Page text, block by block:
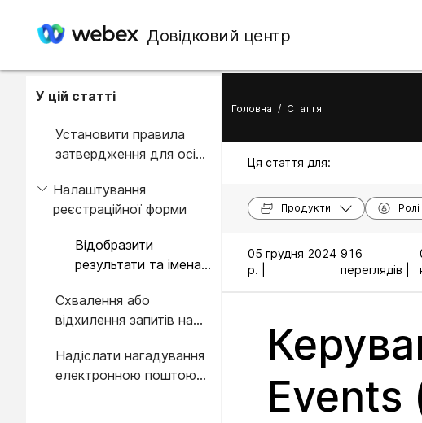
Довідковий центр
У цій статті
Установити правила
затвердження для осіб,
Налаштування
реєстраційної форми
Відобразити
результати та імена
відвідувачів
Схвалення або
відхилення запитів на
Надіслати нагадування
електронною поштою
Головна / Стаття
Ця стаття для:
Продукти Ролі
05 грудня 2024
р. |
916
переглядів |
Events